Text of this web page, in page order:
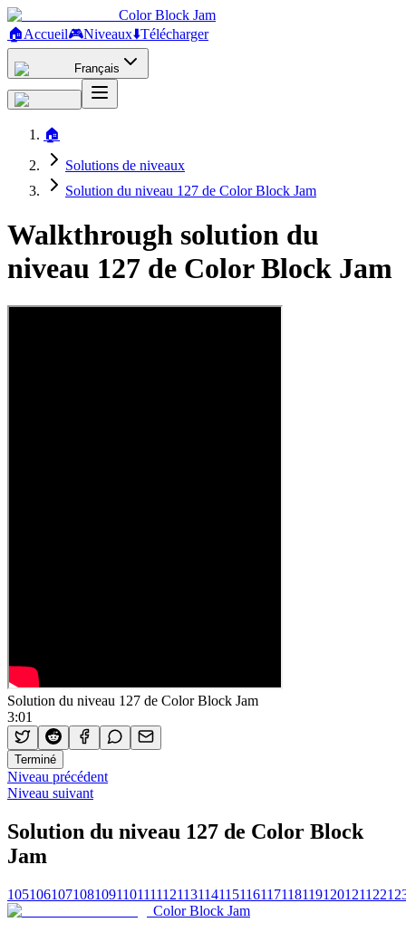
Color Block Jam
🏠Accueil🎮Niveaux⬇️Télécharger
Français
🏠
Solutions de niveaux
Solution du niveau 127 de Color Block Jam
Walkthrough solution du
niveau 127 de Color Block Jam
Solution du niveau 127 de Color Block Jam
3:01
Terminé
Niveau précédent
Niveau suivant
Solution du niveau 127 de Color Block
Jam
105106107108109110111112113114115116117118119120121122
Color Block Jam